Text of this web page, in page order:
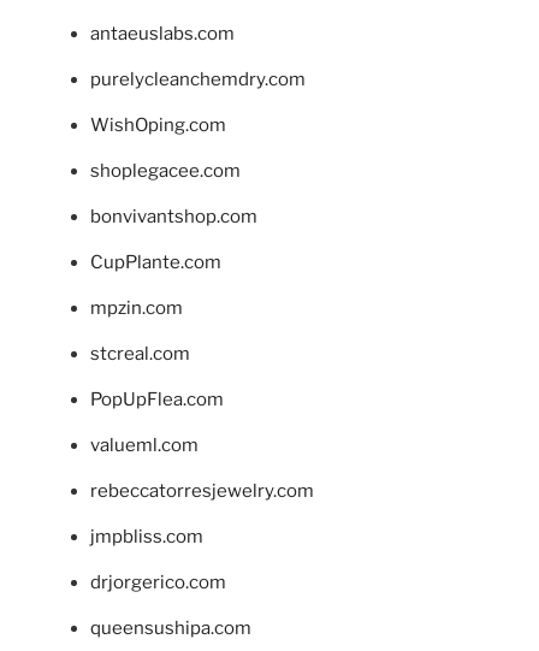
antaeuslabs.com
purelycleanchemdry.com
WishOping.com
shoplegacee.com
bonvivantshop.com
CupPlante.com
mpzin.com
stcreal.com
PopUpFlea.com
valueml.com
rebeccatorresjewelry.com
jmpbliss.com
drjorgerico.com
queensushipa.com